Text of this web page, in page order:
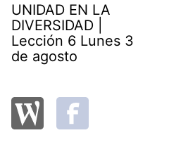
UNIDAD EN LA
DIVERSIDAD |
Lección 6 Lunes 3
de agosto